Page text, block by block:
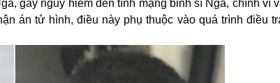
gây nguy hiểm đến tính mạng binh sĩ Nga, chính vì
án tử hình, điều này phụ thuộc vào quá trình điều